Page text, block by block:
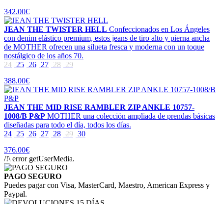
342.00€
JEAN THE TWISTER HELL Confeccionados en Los Ángeles
con denim elástico premium, estos jeans de tiro alto y pierna ancha
de MOTHER ofrecen una silueta fresca y moderna con un toque
nostálgico de los años 70.
24 25 26 27 28 29
388.00€
JEAN THE MID RISE RAMBLER ZIP ANKLE 10757-
1008/B P&P MOTHER una colección ampliada de prendas básicas
diseñadas para todo el día, todos los días.
24 25 26 27 28 29 30
376.00€
/!\ error getUserMedia.
PAGO SEGURO
Puedes pagar con Visa, MasterCard, Maestro, American Express y
Paypal.